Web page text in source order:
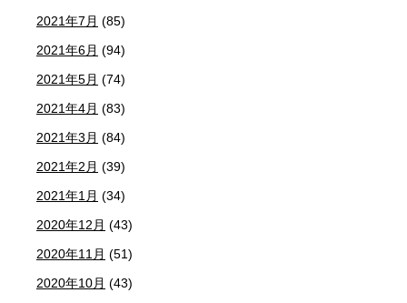
2021年7月 (85)
2021年6月 (94)
2021年5月 (74)
2021年4月 (83)
2021年3月 (84)
2021年2月 (39)
2021年1月 (34)
2020年12月 (43)
2020年11月 (51)
2020年10月 (43)